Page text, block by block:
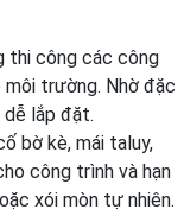
thi công các công
môi trường. Nhờ đặc
dễ lắp đặt.
bờ kè, mái taluy,
công trình và hạn
xói mòn tự nhiên.